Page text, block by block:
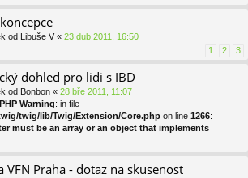
od Libuše V « 23 dub 2011, 16:50
1 2 3
dohled pro lidi s IBD
od Bonbon « 28 bře 2011, 11:07
Warning: in file
twig/lib/Twig/Extension/Core.php on line 1266:
must be an array or an object that implements
VFN Praha - dotaz na skusenost